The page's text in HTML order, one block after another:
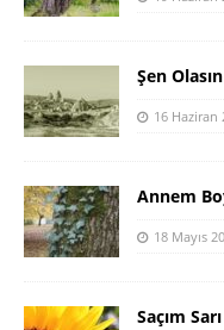
Şen
16 Haziran
Annem
18 Mayıs
Saçım